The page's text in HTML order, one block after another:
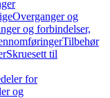
Overganger og
og forbindelser,
Tilbehør
Skruesett til
for
og